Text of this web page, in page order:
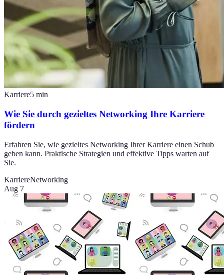
Karriere5 min
Wie Sie durch gezieltes Networking Ihre Karriere
fördern
Erfahren Sie, wie gezieltes Networking Ihrer Karriere einen Schub
geben kann. Praktische Strategien und effektive Tipps warten auf
Sie.
KarriereNetworking
Aug 7